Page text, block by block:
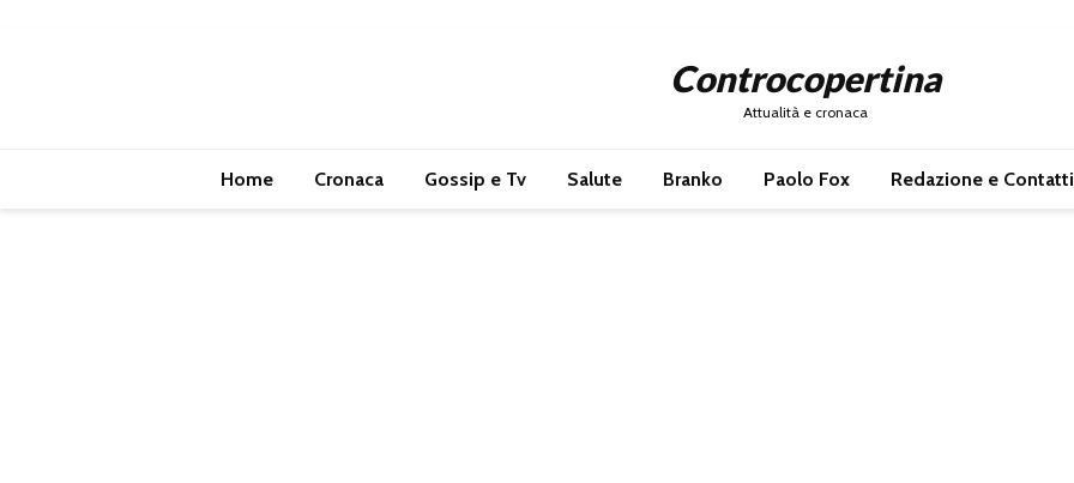
Controcopertina
Attualità e cronaca
Home Cronaca Gossip e Tv Salute Branko Paolo Fox Redazione e Contatti